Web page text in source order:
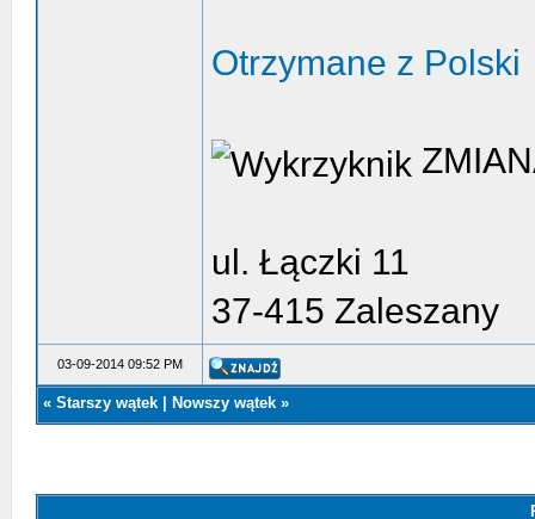
Otrzymane z Polski
ul. Łączki 11
37-415 Zaleszany
03-09-2014 09:52 PM
« Starszy wątek Nowszy wątek »